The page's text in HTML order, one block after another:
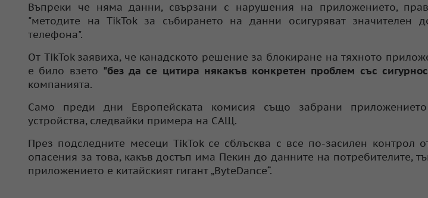
Въпреки че няма данни, свързани с нарушения на приложението,
"методите на TikTok за събирането на данни осигуряват значителен
телефона".
От TikTok заявиха, че канадското решение за блокиране на тяхното
е било взето "без да се цитира някакъв конкретен проблем със
компанията.
Само преди дни Европейската комисия също забрани
устройства, следвайки примера на САЩ.
През подследните месеци TikTok се сблъсква с все по-засилен контрол
опасения за това, какъв достъп има Пекин до данните на потребителите,
приложението е китайският гигант „ByteDance“.